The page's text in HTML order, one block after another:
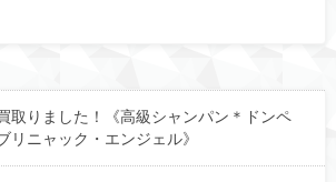
取りました！《高級シャンパン＊ドンペ
リニャック・エンジェル》